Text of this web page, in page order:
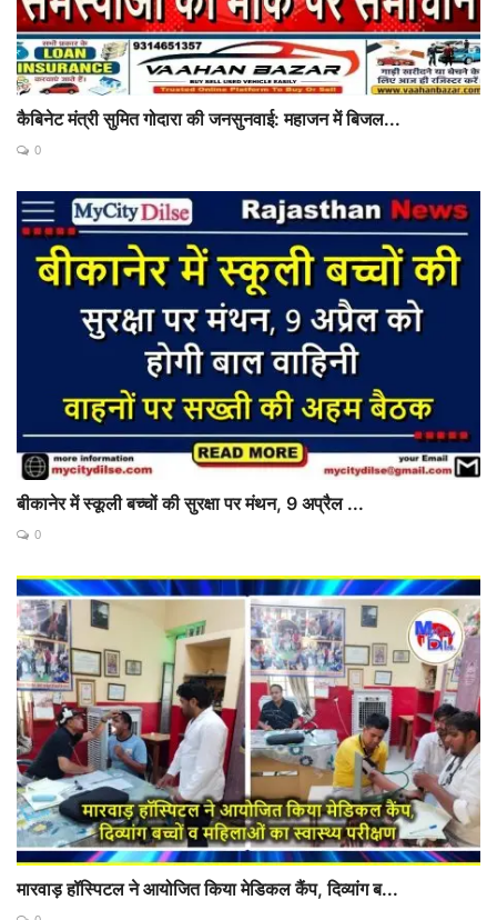
कैबिनेट मंत्री सुमित गोदारा की जनसुनवाई: महाजन में बिजल...
0
बीकानेर में स्कूली बच्चों की सुरक्षा पर मंथन, 9 अप्रैल ...
0
मारवाड़ हॉस्पिटल ने आयोजित किया मेडिकल कैंप, दिव्यांग ब...